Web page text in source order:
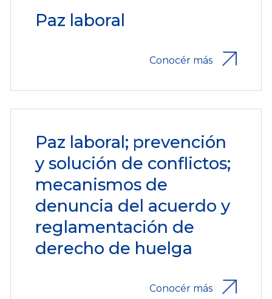
Paz laboral
Conocér más
Paz laboral; prevención
y solución de conflictos;
mecanismos de
denuncia del acuerdo y
reglamentación de
derecho de huelga
Conocér más